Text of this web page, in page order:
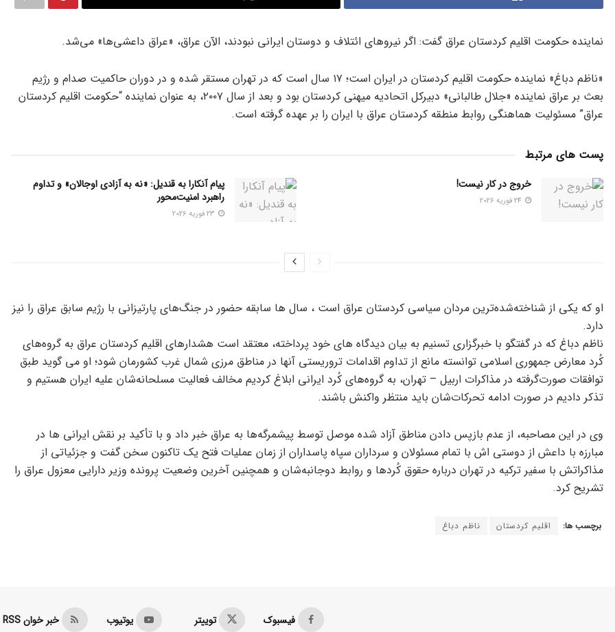
نماینده حکومت اقلیم کردستان عراق گفت: اگر نیروهای ائتلاف و دوستان ایرانی نبودند، الآن عراق، «عراق داعشی‌ها» می‌شد.
«ناظم دباغ» نماینده حکومت اقلیم کردستان در ایران است؛ ۱۷ سال است که در تهران مستقر شده و در دوران حاکمیت صدام و رژیم
بعث بر عراق نماینده «جلال طالبانی» دبیرکل اتحادیه میهنی کردستان بود و بعد از سال ۲۰۰۷، به عنوان نماینده “حکومت اقلیم کردستان
عراق” مسئولیت هماهنگی روابط منطقه کردستان عراق با ایران را بر عهده گرفته است.
پست های مرتبط
خروج در کار نیست!
پیام آنکارا به قندیل: «نه به آزادی اوجالان» و تداوم
راهبرد امنیت‌محور
او که یکی از شناخته‌شده‌ترین مردان سیاسی کردستان عراق است ، سال ها سابقه حضور در جنگ‌های پارتیزانی با رژیم سابق عراق را نیز
دارد.
ناظم دباغ که در گفتگو با خبرگزاری تسنیم به بیان دیدگاه های خود پرداخته، معتقد است هشدارهای اقلیم کردستان عراق به گروه‌های
کُرد معارض جمهوری اسلامی توانسته مانع از تداوم اقدامات تروریستی آنها در مناطق مرزی شمال غرب کشورمان شود؛ او می گوید طبق
توافقات صورت‌گرفته در مذاکرات اربیل – تهران، به گروه‌های کُرد ایرانی ابلاغ کردیم مخالف فعالیت مسلحانه‌شان علیه ایران هستیم و
تذکر دادیم در صورت ادامه تحرکات‌شان باید منتظر واکنش باشند.
وی در این مصاحبه، از عدم بازپس دادن مناطق آزاد شده موصل توسط پیشمرگه‌ها به عراق خبر داد و با تأکید بر نقش ایرانی ها در
مبارزه با داعش از دوستی اش با تمام مسئولان و سرداران سپاه پاسداران از زمان عملیات فتح یک تاکنون سخن گفت و جزئیاتی از
مذاکراتش با سفیر ترکیه در تهران درباره حقوق کُردها و روابط دوجانبه‌شان و همچنین آخرین وضعیت پرونده وزیر دارایی معزول عراق را
تشریح کرد.
برچسب ها: اقلیم کردستان ناظم دباغ
فیسبوک توییتر یوتیوب خبر خوان RSS